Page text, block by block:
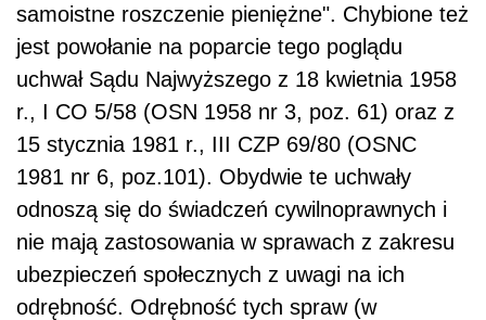
samoistne roszczenie pieniężne". Chybione też
jest powołanie na poparcie tego poglądu
uchwał Sądu Najwyższego z 18 kwietnia 1958
r., I CO 5/58 (OSN 1958 nr 3, poz. 61) oraz z
15 stycznia 1981 r., III CZP 69/80 (OSNC
1981 nr 6, poz.101). Obydwie te uchwały
odnoszą się do świadczeń cywilnoprawnych i
nie mają zastosowania w sprawach z zakresu
ubezpieczeń społecznych z uwagi na ich
odrębność. Odrębność tych spraw (w